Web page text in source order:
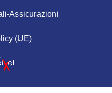
Assicurazioni
(UE)